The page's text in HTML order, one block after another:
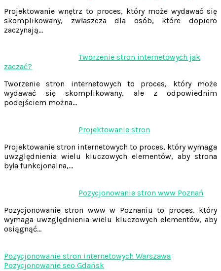
Projektowanie wnętrz to proces, który może wydawać się
skomplikowany, zwłaszcza dla osób, które dopiero
zaczynają…
Tworzenie stron internetowych jak
zaczać?
Tworzenie stron internetowych to proces, który może
wydawać się skomplikowany, ale z odpowiednim
podejściem można…
Projektowanie stron
Projektowanie stron internetowych to proces, który wymaga
uwzględnienia wielu kluczowych elementów, aby strona
była funkcjonalna,…
Pozycjonowanie stron www Poznań
Pozycjonowanie stron www w Poznaniu to proces, który
wymaga uwzględnienia wielu kluczowych elementów, aby
osiągnąć…
Pozycjonowanie stron internetowych Warszawa
Pozycjonowanie seo Gdańsk